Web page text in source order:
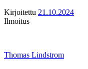
Kirjoitettu 21.10.2024
Ilmoitus
Thomas Lindstrom